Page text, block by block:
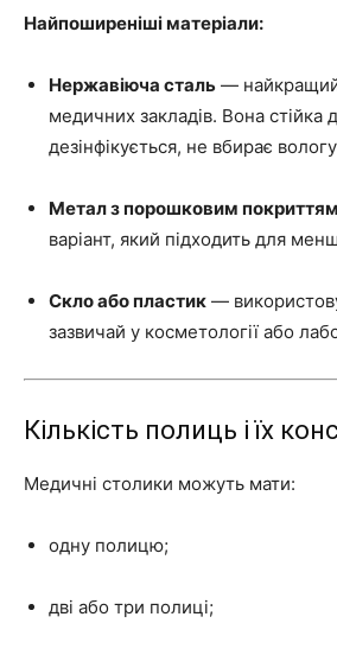
Найпоширеніші матеріали:
Нержавіюча сталь — найкращий
медичних закладів. Вона стійка
дезінфікується, не вбирає
Метал з порошковим покриттям
варіант, який підходить для
Скло або пластик —
зазвичай у косметології або
Кількість полиць і їх
Медичні столики можуть мати:
одну полицю;
дві або три полиці;